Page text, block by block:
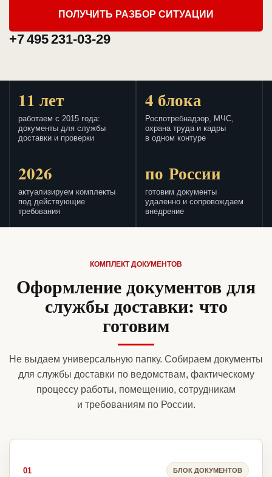
ПОЛУЧИТЬ РАЗБОР СИТУАЦИИ
+7 495 231-03-29
11 лет
работаем с 2015 года:
документы для службы
доставки и проверки
4 блока
Роспотребнадзор, МЧС,
охрана труда и кадры
в одном контуре
2026
актуализируем комплекты
под действующие
требования
по России
готовим документы
удаленно и сопровождаем
внедрение
КОМПЛЕКТ ДОКУМЕНТОВ
Оформление документов для
службы доставки: что
готовим
Не выдаем универсальную папку. Собираем документы
для службы доставки по ведомствам, фактическому
процессу работы, помещению, сотрудникам
и требованиям по России.
01 БЛОК ДОКУМЕНТОВ